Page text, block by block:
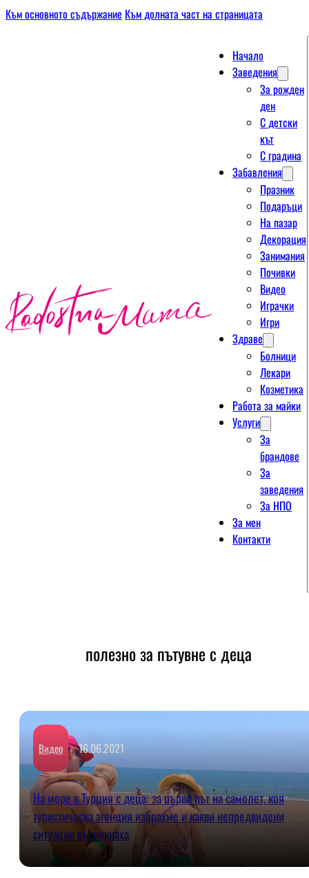
Към основното съдържание Към долната част на страницата
Начало
Заведения
За рожден
ден
С детски
кът
С градина
Забавления
Празник
Подаръци
На пазар
Декорация
Занимания
Почивки
Видео
Играчки
Игри
Здраве
Болници
Лекари
Козметика
Работа за майки
Услуги
За
брандове
За
заведения
За НПО
За мен
Контакти
полезно за пътувне с деца
Видео 16.06.2021
На море в Турция с деца: за първи път на самолет, коя
туристическа агенция избрахме и какви непредвидени
ситуации възникнаха